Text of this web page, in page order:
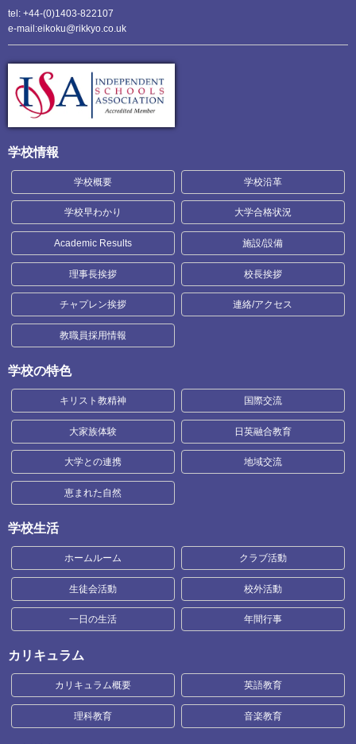
tel: +44-(0)1403-822107
e-mail:eikoku@rikkyo.co.uk
学校情報
学校概要 学校沿革
学校早わかり 大学合格状況
Academic Results 施設/設備
理事長挨拶 校長挨拶
チャプレン挨拶 連絡/アクセス
教職員採用情報
学校の特色
キリスト教精神 国際交流
大家族体験 日英融合教育
大学との連携 地域交流
恵まれた自然
学校生活
ホームルーム クラブ活動
生徒会活動 校外活動
一日の生活 年間行事
カリキュラム
カリキュラム概要 英語教育
理科教育 音楽教育